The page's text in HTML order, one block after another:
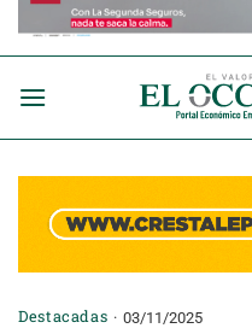
Destacadas 03/11/2025